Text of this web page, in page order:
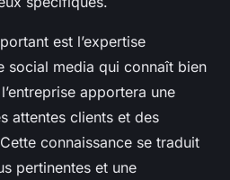
est l’expertise
social media qui connaît bien
apportera une
attentes clients et des
connaissance se traduit
pertinentes et une